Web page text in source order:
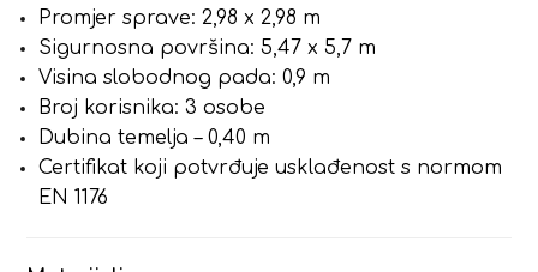
Promjer sprave: 2,98 x 2,98 m
Sigurnosna površina: 5,47 x 5,7 m
Visina slobodnog pada: 0,9 m
Broj korisnika: 3 osobe
Dubina temelja – 0,40 m
Certifikat koji potvrđuje usklađenost s normom
EN 1176